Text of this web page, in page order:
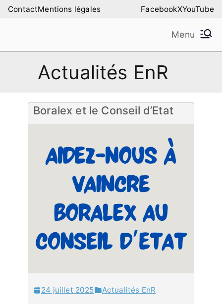
AllerContactMentions légales FacebookXYouTube
Amilure – Les Amis
de la Montagne de
Lure
Menu
Actualités EnR
Boralex et le Conseil d’Etat
24 juillet 2025 Actualités EnR